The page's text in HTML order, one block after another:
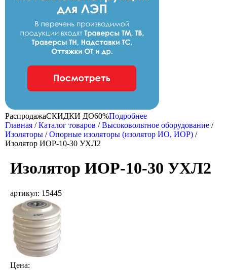
РаспродажаCКИДКИ ДО60%Подробнее
Главная /Каталог товаров /Высоковольтное оборудование /
Изоляторы /Опорные изоляторы (изолятор ИО, ИОР) /
Изолятор ИОР-10-30 УХЛ2
Изолятор ИОР-10-30 УХЛ2
артикул: 15445
Цена: